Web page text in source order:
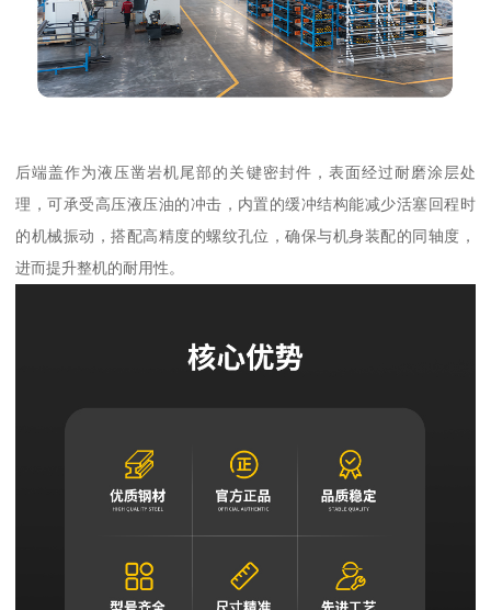
后端盖作为液压凿岩机尾部的关键密封件，表面经过耐磨涂层处
理，可承受高压液压油的冲击，内置的缓冲结构能减少活塞回程时
的机械振动，搭配高精度的螺纹孔位，确保与机身装配的同轴度，
进而提升整机的耐用性。